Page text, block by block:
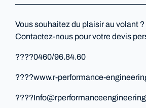
Vous souhaitez du plaisir au volant ?
Contactez-nous pour votre devis
????0460/96.84.60
????️www.r-performance-